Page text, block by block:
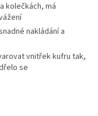
kolečkách, má
nakládání a
vnitřek kufru tak,
se